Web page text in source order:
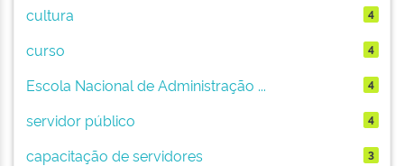
cultura 4
curso 4
Escola Nacional de Administração ... 4
servidor público 4
capacitação de servidores 3